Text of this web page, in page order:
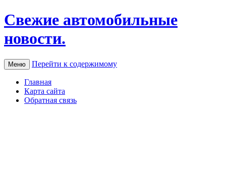
Свежие автомобильные
новости.
Меню Перейти к содержимому
Главная
Карта сайта
Обратная связь